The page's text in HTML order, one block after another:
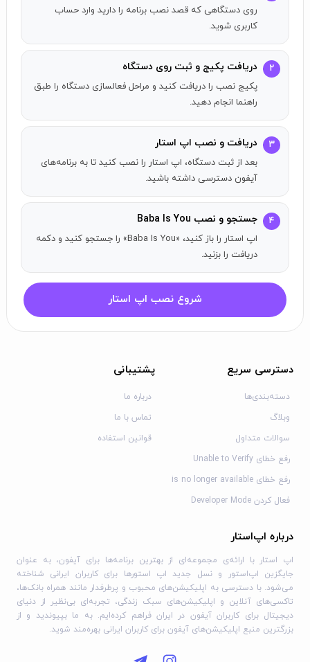
روی دستگاهی که قصد نصب برنامه را دارید وارد حساب
کاربری شوید.
۲ دریافت پکیج و ثبت روی دستگاه
پکیج نصب را دریافت کنید و مراحل فعالسازی دستگاه را طبق
راهنما انجام دهید.
۳ دریافت و نصب اپ استار
بعد از ثبت دستگاه، اپ استار را نصب کنید تا به برنامه‌های
آیفون دسترسی داشته باشید.
۴ جستجو و نصب Baba Is You
اپ استار را باز کنید، «Baba Is You» را جستجو کنید و دکمه
دریافت را بزنید.
شروع نصب اپ استار
دسترسی سریع
دسته‌بندی‌ها
وبلاگ
سوالات متداول
رفع خطای Unable to Verify
رفع خطای is no longer available
فعال کردن Developer Mode
پشتیبانی
درباره ما
تماس با ما
قوانین استفاده
درباره اپ‌استار
اپ استار با ارائه‌ی مجموعه‌ای از بهترین برنامه‌ها برای آیفون، به عنوان
جایگزین اپ‌استور و نسل جدید اپ استورها برای کاربران ایرانی شناخته
می‌شود. با دسترسی به اپلیکیشن‌های محبوب و پرطرفدار مانند همراه بانک‌ها،
تاکسی‌های آنلاین و اپلیکیشن‌های سبک زندگی، تجربه‌ای بی‌نظیر از دنیای
دیجیتال برای کاربران آیفون در ایران فراهم کرده‌ایم. به ما بپیوندید و از
بزرگترین منبع اپلیکیشن‌های آیفون برای کاربران ایرانی بهره‌مند شوید.